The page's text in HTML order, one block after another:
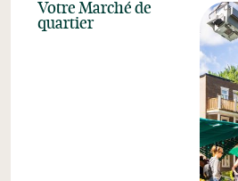
Votre Marché de
quartier